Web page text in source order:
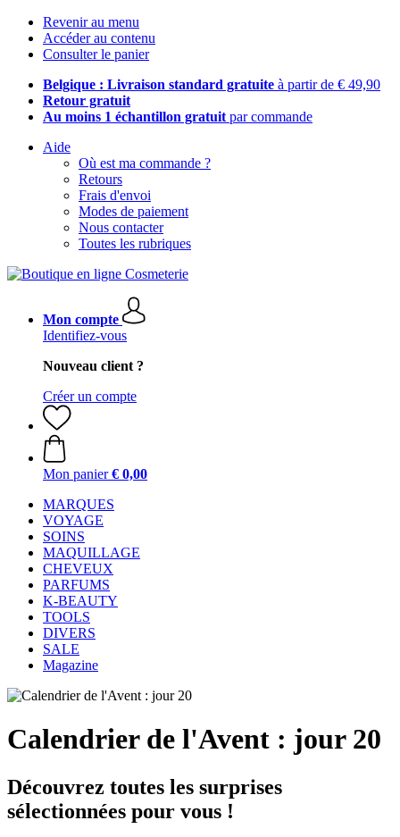
Revenir au menu
Accéder au contenu
Consulter le panier
Belgique : Livraison standard gratuite à partir de € 49,90
Retour gratuit
Au moins 1 échantillon gratuit par commande
Aide
Où est ma commande ?
Retours
Frais d'envoi
Modes de paiement
Nous contacter
Toutes les rubriques
Mon compte
Identifiez-vous
Nouveau client ?
Créer un compte
Mon panier € 0,00
MARQUES
VOYAGE
SOINS
MAQUILLAGE
CHEVEUX
PARFUMS
K-BEAUTY
TOOLS
DIVERS
SALE
Magazine
Calendrier de l'Avent : jour 20
Découvrez toutes les surprises
sélectionnées pour vous !